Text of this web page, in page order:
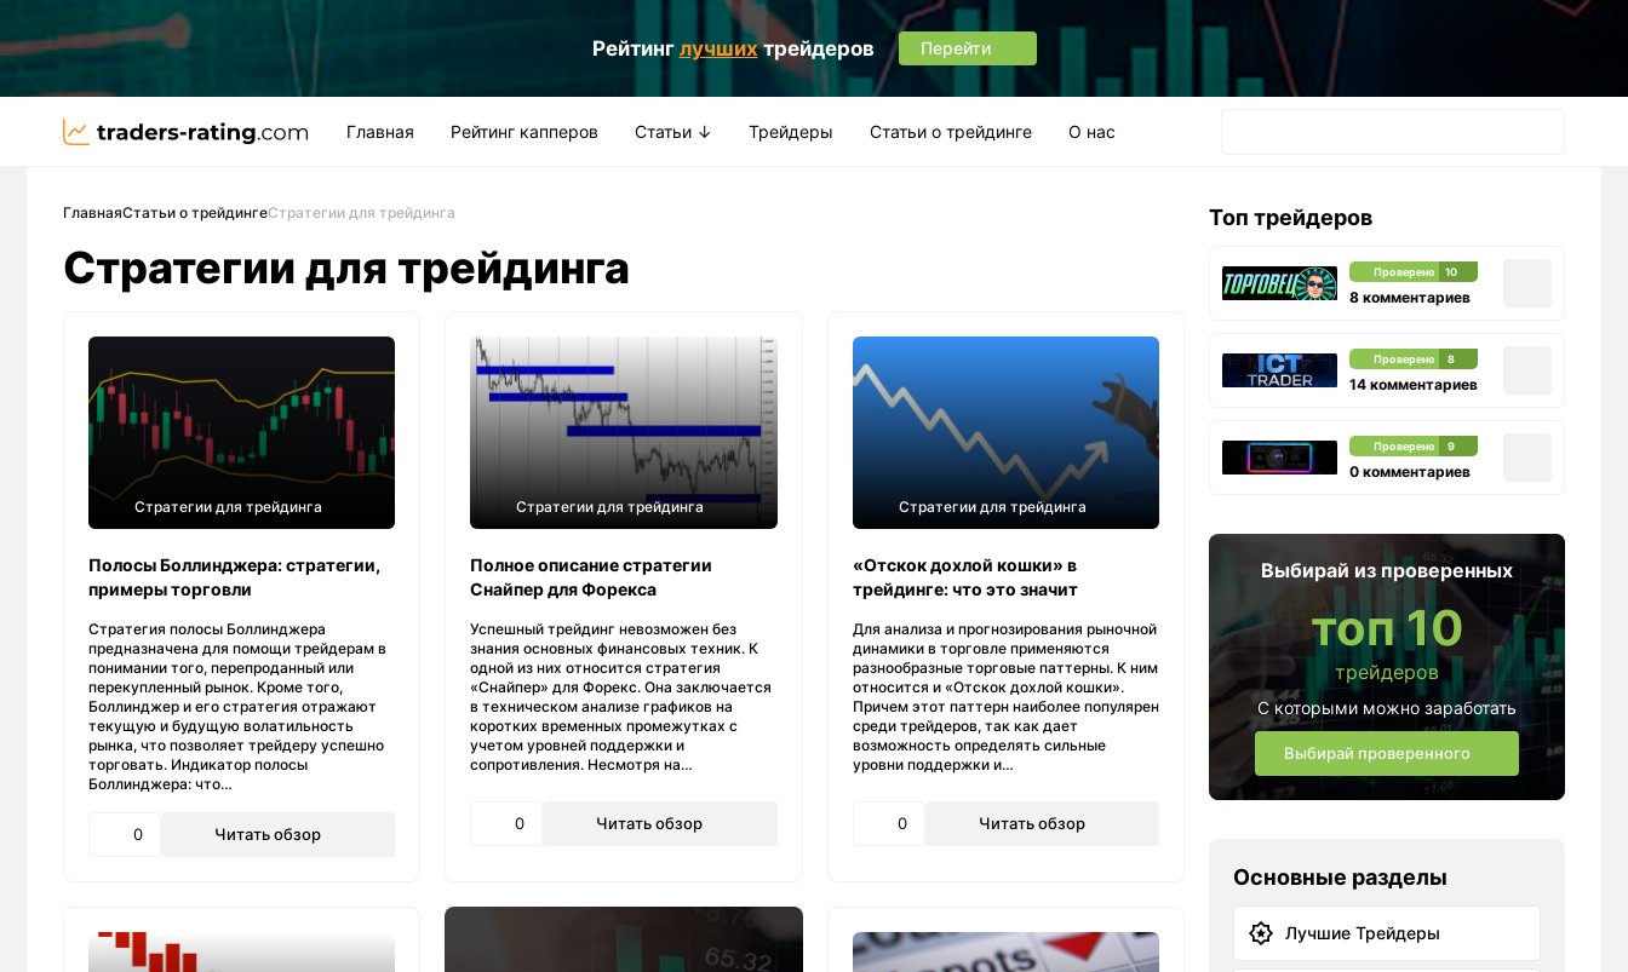
Рейтинг лучшихтрейдеров Перейти
Главная Рейтинг капперов Статьи ↓ Трейдеры Статьи о трейдинге О нас
ГлавнаяСтатьи о трейдингеСтратегии для трейдинга
Стратегии для трейдинга
Стратегии для трейдинга
Полосы Боллинджера: стратегии,
примеры торговли
Стратегия полосы Боллинджера
предназначена для помощи трейдерам в
понимании того, перепроданный или
перекупленный рынок. Кроме того,
Боллинджер и его стратегия отражают
текущую и будущую волатильность
рынка, что позволяет трейдеру успешно
торговать. Индикатор полосы
Боллинджера: что…
0 Читать обзор
Стратегии для трейдинга
Полное описание стратегии
Снайпер для Форекса
Успешный трейдинг невозможен без
знания основных финансовых техник. К
одной из них относится стратегия
«Снайпер» для Форекс. Она заключается
в техническом анализе графиков на
коротких временных промежутках с
учетом уровней поддержки и
сопротивления. Несмотря на…
0 Читать обзор
Стратегии для трейдинга
«Отскок дохлой кошки» в
трейдинге: что это значит
Для анализа и прогнозирования рыночной
динамики в торговле применяются
разнообразные торговые паттерны. К ним
относится и «Отскок дохлой кошки».
Причем этот паттерн наиболее популярен
среди трейдеров, так как дает
возможность определять сильные
уровни поддержки и…
0 Читать обзор
Топ трейдеров
Проверено 10
8 комментариев
Проверено 8
14 комментариев
Проверено 9
0 комментариев
Выбирай из проверенных
топ 10
трейдеров
С которыми можно заработать
Выбирай проверенного
Основные разделы
Лучшие Трейдеры